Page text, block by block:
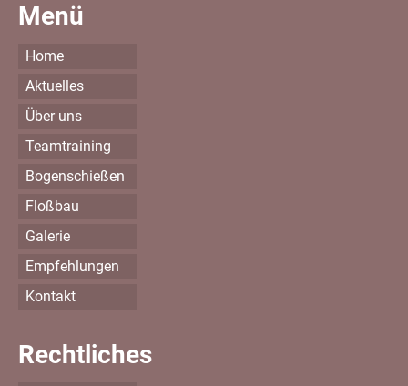
Menü
Home
Aktuelles
Über uns
Teamtraining
Bogenschießen
Floßbau
Galerie
Empfehlungen
Kontakt
Rechtliches